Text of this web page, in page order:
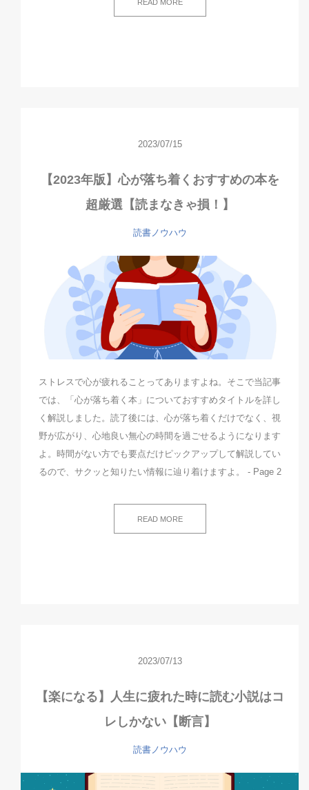
READ MORE
2023/07/15
【2023年版】心が落ち着くおすすめの本を
超厳選【読まなきゃ損！】
読書ノウハウ
ストレスで心が疲れることってありますよね。そこで当記事
では、「心が落ち着く本」についておすすめタイトルを詳し
く解説しました。読了後には、心が落ち着くだけでなく、視
野が広がり、心地良い無心の時間を過ごせるようになります
よ。時間がない方でも要点だけピックアップして解説してい
るので、サクッと知りたい情報に辿り着けますよ。 - Page 2
READ MORE
2023/07/13
【楽になる】人生に疲れた時に読む小説はコ
レしかない【断言】
読書ノウハウ